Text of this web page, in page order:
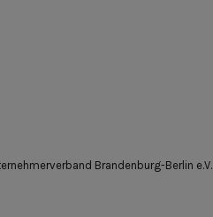
Brandenburg-Berlin e.V.